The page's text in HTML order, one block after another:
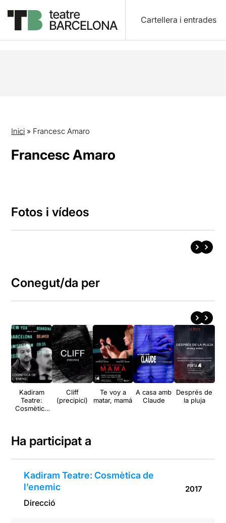
Cartellera i entrades
Inici » Francesc Amaro
Francesc Amaro
Fotos i vídeos
Conegut/da per
Kadiram
Teatre:
Cosmètica
Cliff
(precipici)
Te voy a
matar, mamá
A casa amb
Claude
Després de
la pluja
Ha participat a
Kadiram Teatre: Cosmètica de
l’enemic
Direcció
2017